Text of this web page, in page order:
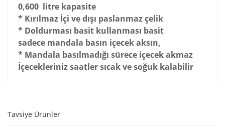
0,600 litre kapasite
* Kırılmaz İçi ve dışı paslanmaz çelik
* Doldurması basit kullanması basit
sadece mandala basın içecek aksın,
* Mandala basılmadığı sürece içecek akmaz
İçecekleriniz saatler sıcak ve soğuk kalabilir
Tavsiye Ürünler